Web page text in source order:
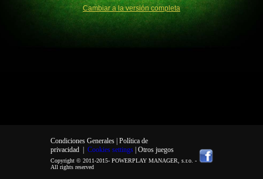
Cambiar a la versión completa
Condiciones Generales | Política de
privacidad| Cookies settings | Otros juegos
Copyright © 2011-2015- POWERPLAY MANAGER, s.r.o. -
All rights reserved